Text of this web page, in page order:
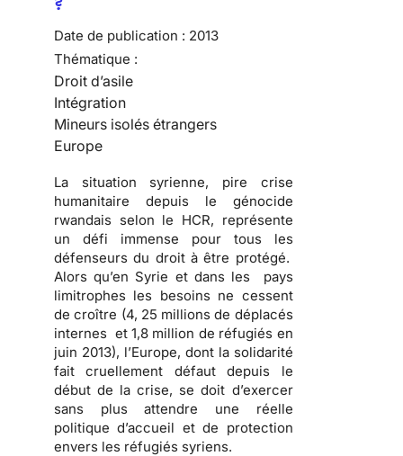
Date de publication : 2013
Thématique :
Droit d’asile
Intégration
Mineurs isolés étrangers
Europe
La situation syrienne, pire crise
humanitaire depuis le génocide
rwandais selon le HCR, représente
un défi immense pour tous les
défenseurs du droit à être protégé.
Alors qu’en Syrie et dans les pays
limitrophes les besoins ne cessent
de croître (4, 25 millions de déplacés
internes et 1,8 million de réfugiés en
juin 2013), l’Europe, dont la solidarité
fait cruellement défaut depuis le
début de la crise, se doit d’exercer
sans plus attendre une réelle
politique d’accueil et de protection
envers les réfugiés syriens.